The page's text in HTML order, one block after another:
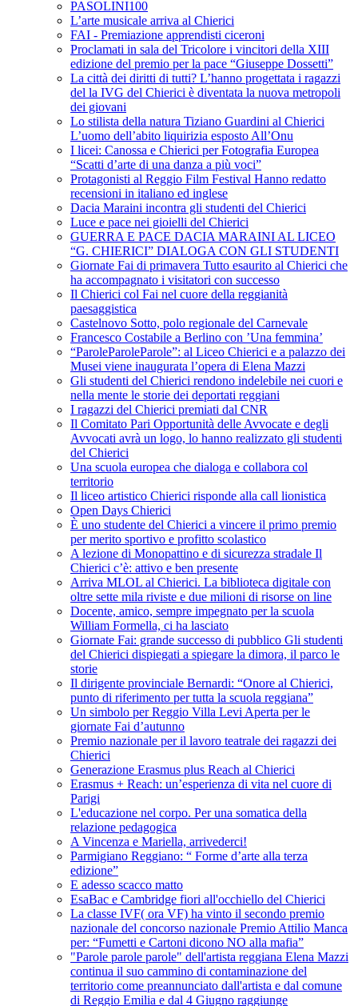
PASOLINI100
L’arte musicale arriva al Chierici
FAI - Premiazione apprendisti ciceroni
Proclamati in sala del Tricolore i vincitori della XIII
edizione del premio per la pace “Giuseppe Dossetti”
La città dei diritti di tutti? L’hanno progettata i ragazzi
del la IVG del Chierici è diventata la nuova metropoli
dei giovani
Lo stilista della natura Tiziano Guardini al Chierici
L’uomo dell’abito liquirizia esposto All’Onu
I licei: Canossa e Chierici per Fotografia Europea
“Scatti d’arte di una danza a più voci”
Protagonisti al Reggio Film Festival Hanno redatto
recensioni in italiano ed inglese
Dacia Maraini incontra gli studenti del Chierici
Luce e pace nei gioielli del Chierici
GUERRA E PACE DACIA MARAINI AL LICEO
“G. CHIERICI” DIALOGA CON GLI STUDENTI
Giornate Fai di primavera Tutto esaurito al Chierici che
ha accompagnato i visitatori con successo
Il Chierici col Fai nel cuore della reggianità
paesaggistica
Castelnovo Sotto, polo regionale del Carnevale
Francesco Costabile a Berlino con ’Una femmina’
“ParoleParoleParole”: al Liceo Chierici e a palazzo dei
Musei viene inaugurata l’opera di Elena Mazzi
Gli studenti del Chierici rendono indelebile nei cuori e
nella mente le storie dei deportati reggiani
I ragazzi del Chierici premiati dal CNR
Il Comitato Pari Opportunità delle Avvocate e degli
Avvocati avrà un logo, lo hanno realizzato gli studenti
del Chierici
Una scuola europea che dialoga e collabora col
territorio
Il liceo artistico Chierici risponde alla call lionistica
Open Days Chierici
È uno studente del Chierici a vincere il primo premio
per merito sportivo e profitto scolastico
A lezione di Monopattino e di sicurezza stradale Il
Chierici c’è: attivo e ben presente
Arriva MLOL al Chierici. La biblioteca digitale con
oltre sette mila riviste e due milioni di risorse on line
Docente, amico, sempre impegnato per la scuola
William Formella, ci ha lasciato
Giornate Fai: grande successo di pubblico Gli studenti
del Chierici dispiegati a spiegare la dimora, il parco le
storie
Il dirigente provinciale Bernardi: “Onore al Chierici,
punto di riferimento per tutta la scuola reggiana”
Un simbolo per Reggio Villa Levi Aperta per le
giornate Fai d’autunno
Premio nazionale per il lavoro teatrale dei ragazzi dei
Chierici
Generazione Erasmus plus Reach al Chierici
Erasmus + Reach: un’esperienza di vita nel cuore di
Parigi
L'educazione nel corpo. Per una somatica della
relazione pedagogica
A Vincenza e Mariella, arrivederci!
Parmigiano Reggiano: “ Forme d’arte alla terza
edizione”
E adesso scacco matto
EsaBac e Cambridge fiori all'occhiello del Chierici
La classe IVF( ora VF) ha vinto il secondo premio
nazionale del concorso nazionale Premio Attilio Manca
per: “Fumetti e Cartoni dicono NO alla mafia”
"Parole parole parole" dell'artista reggiana Elena Mazzi
continua il suo cammino di contaminazione del
territorio come preannunciato dall'artista e dal comune
di Reggio Emilia e dal 4 Giugno raggiunge